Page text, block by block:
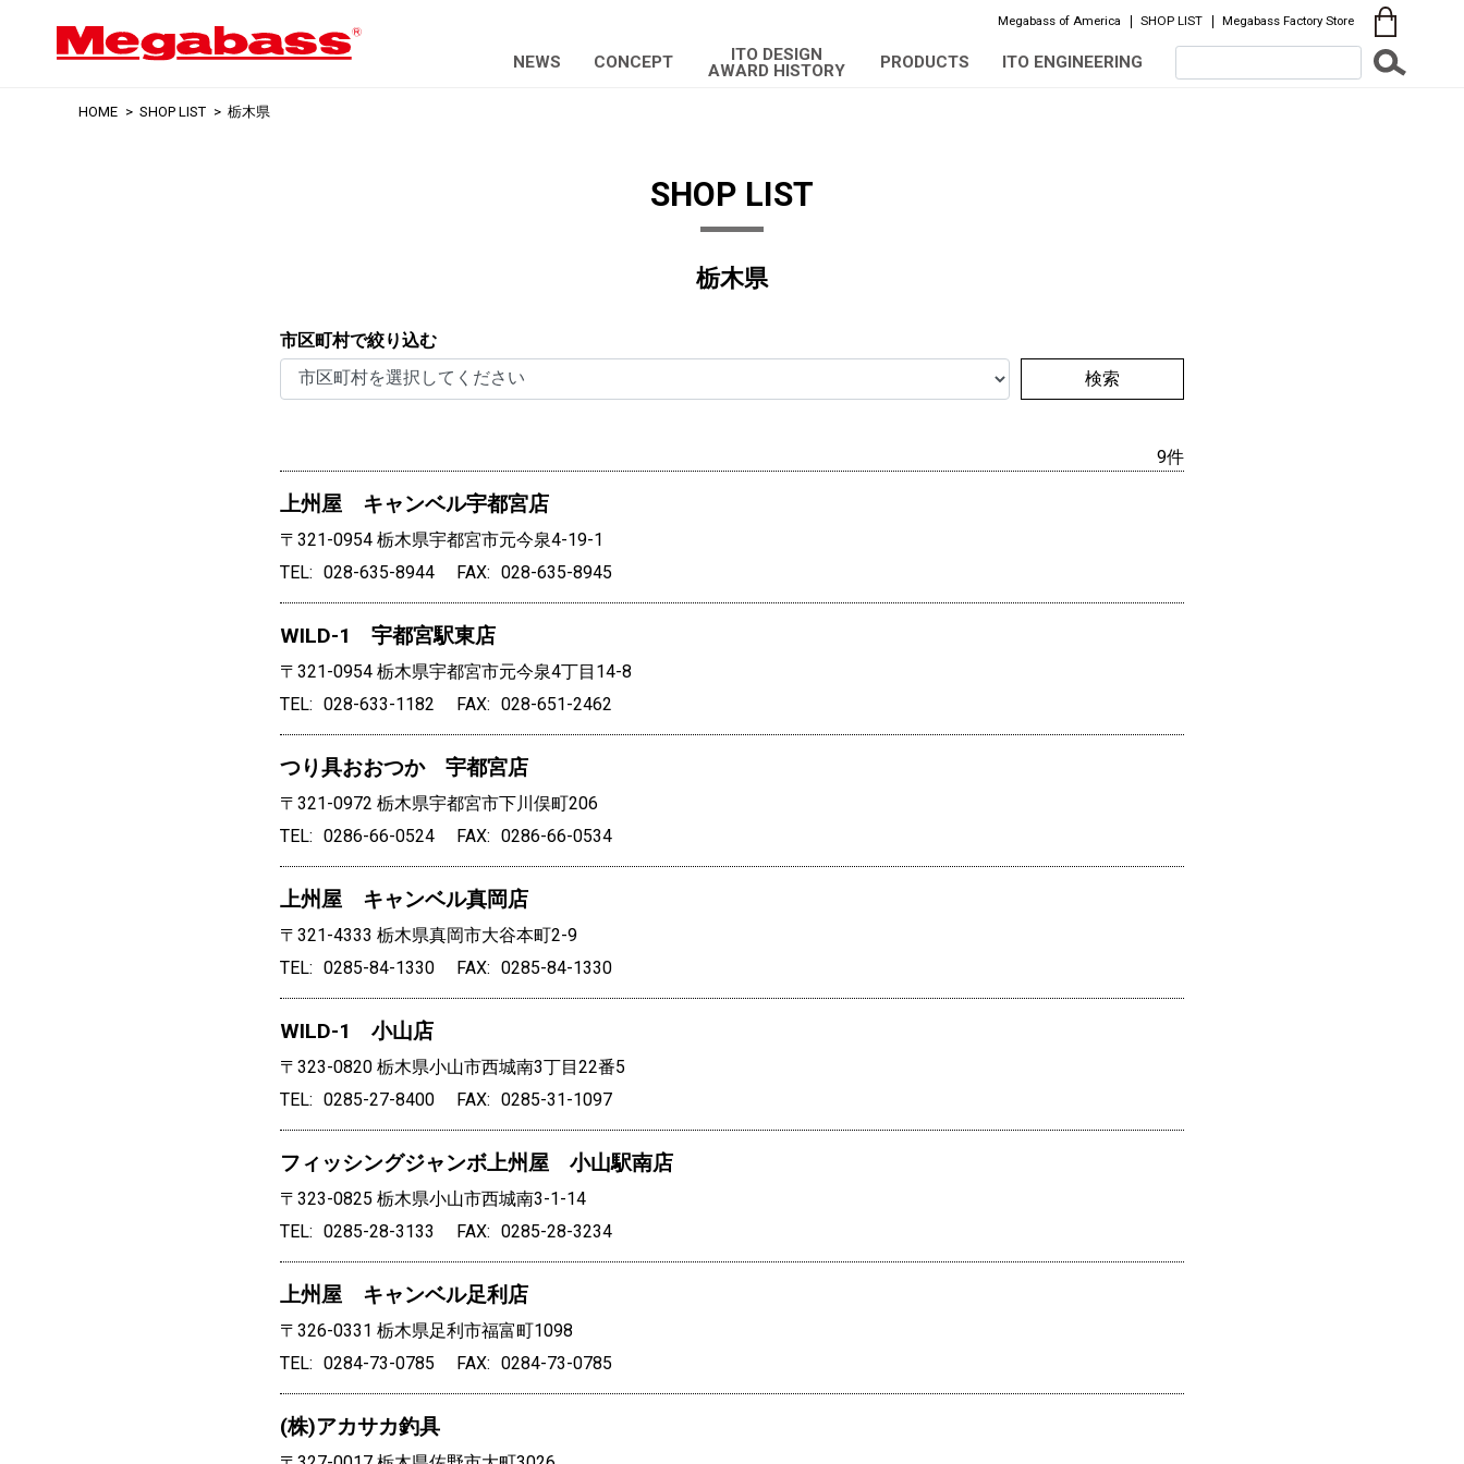
Megabass of America SHOP LIST Megabass Factory Store
NEWS CONCEPT
ITO DESIGN
AWARD HISTORY
PRODUCTS ITO ENGINEERING
HOME SHOP LIST 栃木県
SHOP LIST
栃木県
市区町村で絞り込む
検索
9件
上州屋 キャンベル宇都宮店
〒321-0954 栃木県宇都宮市元今泉4-19-1
TEL
028-635-8944 FAX 028-635-8945
WILD-1 宇都宮駅東店
〒321-0954 栃木県宇都宮市元今泉4丁目14-8
TEL
028-633-1182 FAX 028-651-2462
つり具おおつか 宇都宮店
〒321-0972 栃木県宇都宮市下川俣町206
TEL
0286-66-0524 FAX 0286-66-0534
上州屋 キャンベル真岡店
〒321-4333 栃木県真岡市大谷本町2-9
TEL
0285-84-1330 FAX 0285-84-1330
WILD-1 小山店
〒323-0820 栃木県小山市西城南3丁目22番5
TEL
0285-27-8400 FAX 0285-31-1097
フィッシングジャンボ上州屋 小山駅南店
〒323-0825 栃木県小山市西城南3-1-14
TEL
0285-28-3133 FAX 0285-28-3234
上州屋 キャンベル足利店
〒326-0331 栃木県足利市福富町1098
TEL
0284-73-0785 FAX 0284-73-0785
(株)アカサカ釣具